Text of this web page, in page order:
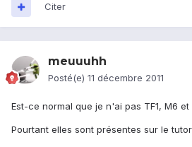
Citer
meuuuhh
Posté(e) 11 décembre 2011
Est-ce normal que je n'ai pas TF1, M6
Pourtant elles sont présentes sur le